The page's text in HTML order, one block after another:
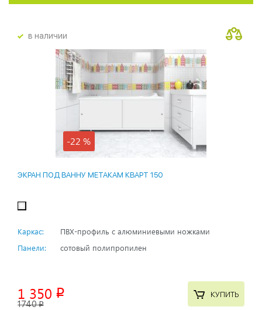
в наличии
-22 %
ЭКРАН ПОД ВАННУ МЕТАКАМ КВАРТ 150
Каркас:
ПВХ-профиль с алюминиевыми ножками
Панели:
сотовый полипропилен
1 350 p
1740p
КУПИТЬ